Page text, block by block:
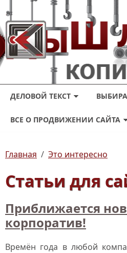
ДЕЛОВОЙ ТЕКСТ
ВСЕ О ПРОДВИЖЕНИИ САЙТА
Главная / Это интересно
Статьи для
Приближается
корпоратив!
Времён года в любой